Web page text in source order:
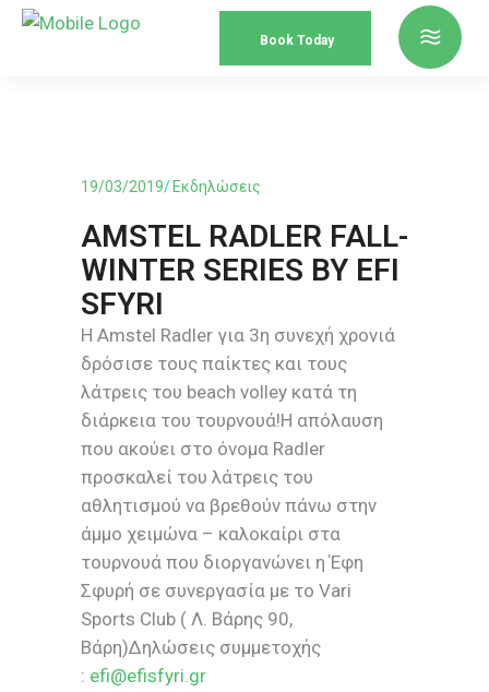
Book Today
19/03/2019 Εκδηλώσεις
AMSTEL RADLER FALL-
WINTER SERIES BY EFI
SFYRI
Η Amstel Radler για 3η συνεχή χρονιά
δρόσισε τους παίκτες και τους
λάτρεις του beach volley κατά τη
διάρκεια του τουρνουά!Η απόλαυση
που ακούει στο όνομα Radler
προσκαλεί του λάτρεις του
αθλητισμού να βρεθούν πάνω στην
άμμο χειμώνα – καλοκαίρι στα
τουρνουά που διοργανώνει η Έφη
Σφυρή σε συνεργασία με το Vari
Sports Club ( Λ. Βάρης 90,
Βάρη)Δηλώσεις συμμετοχής
: efi@efisfyri.gr